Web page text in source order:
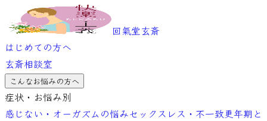
回氣堂玄斎
はじめての方へ
玄斎相談室
こんなお悩みの方へ
症状・お悩み別
感じない・オーガズムの悩みセックスレス・不一致更年期と